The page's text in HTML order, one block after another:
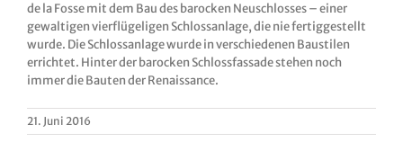
de la Fosse mit dem Bau des barocken Neuschlosses – einer
gewaltigen vierflügeligen Schlossanlage, die nie fertiggestellt
wurde. Die Schlossanlage wurde in verschiedenen Baustilen
errichtet. Hinter der barocken Schlossfassade stehen noch
immer die Bauten der Renaissance.
21. Juni 2016